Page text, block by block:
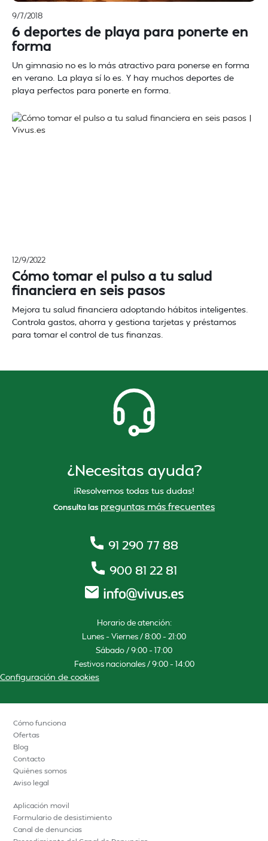
9/7/2018
6 deportes de playa para ponerte en
forma
Un gimnasio no es lo más atractivo para ponerse en forma
en verano. La playa sí lo es. Y hay muchos deportes de
playa perfectos para ponerte en forma.
12/9/2022
Cómo tomar el pulso a tu salud
financiera en seis pasos
Mejora tu salud financiera adoptando hábitos inteligentes.
Controla gastos, ahorra y gestiona tarjetas y préstamos
para tomar el control de tus finanzas.
¿Necesitas ayuda?
¡Resolvemos todas tus dudas!
Consulta las preguntas más frecuentes
91 290 77 88
900 81 22 81
Horario de atención:
Lunes – Viernes / 8:00 – 21:00
Sábado / 9:00 – 17:00
Festivos nacionales / 9:00 – 14:00
Configuración de cookies
Cómo funciona
Ofertas
Blog
Contacto
Quiénes somos
Aviso legal
Aplicación movil
Formulario de desistimiento
Canal de denuncias